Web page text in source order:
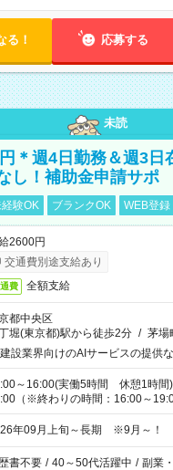
る！ 応募する
未読
＊週4日勤務＆週3日
し！補助金申請サポ
験OK ブランクOK WEB登
2600円
交通費別途支給あり
費 全額支給
都中央区
堀(東京都)駅から徒歩2分 / 茅場
建設業界向けのAIサービスの提供
～16:00(実働5時間 休憩1時間
（※終わりの時間：16:00～
年09月上旬～長期 ※9月～！
書不要 / 40～50代活躍中 / 副業